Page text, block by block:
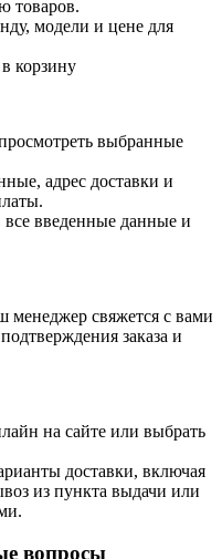
товаров.
модели и цене для
корзину
выбранные
адрес доставки и
все введенные данные и
менеджер свяжется с вами
заказа и
на сайте или выбрать
доставки, включая
из пункта выдачи или
вопросы